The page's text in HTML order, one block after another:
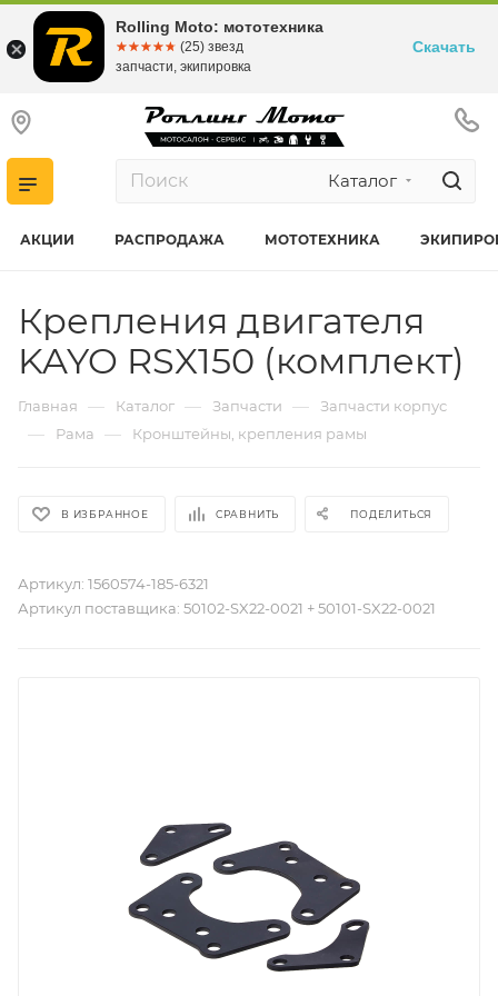
Каталог
АКЦИИ РАСПРОДАЖА МОТОТЕХНИКА
Крепления двигателя
KAYO RSX150 (комплект)
Главная — Каталог — Запчасти — Запчасти корпус
— Рама — Кронштейны, крепления рамы
В ИЗБРАННОЕ СРАВНИТЬ ПОДЕЛИТЬСЯ
Артикул: 1560574-185-6321
Артикул поставщика: 50102-SX22-0021 + 50101-SX22-0021
Rolling Moto: мототехника
☆☆☆☆☆
★★★★★ (25) звезд
запчасти, экипировка
Скачать